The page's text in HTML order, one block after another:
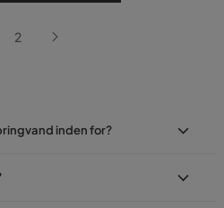
2
inden for?